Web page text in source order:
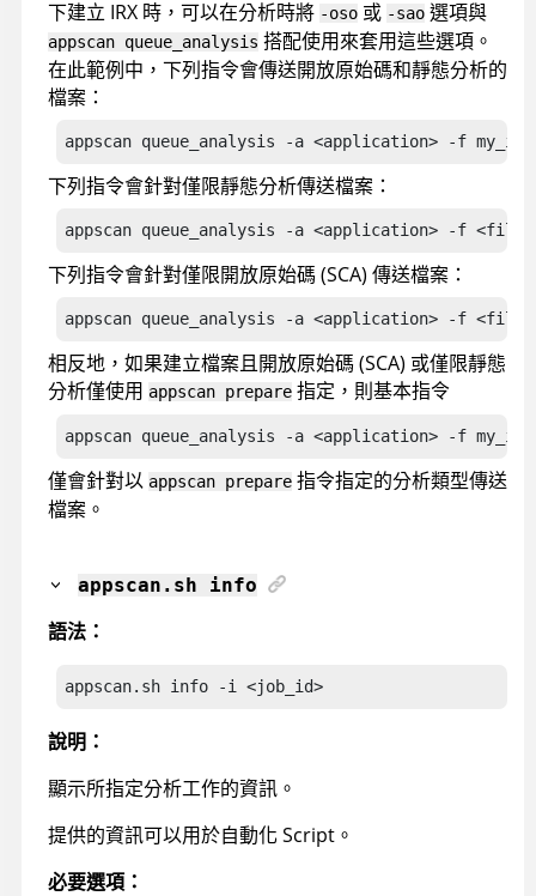
下建立 IRX 時，可以在分析時將 -oso 或 -sao 選項與
appscan queue_analysis 搭配使用來套用這些選項。
在此範例中，下列指令會傳送開放原始碼和靜態分析的
檔案：
appscan queue_analysis -a <application> -f
下列指令會針對僅限靜態分析傳送檔案：
appscan queue_analysis -a <application> -f
下列指令會針對僅限開放原始碼 (SCA) 傳送檔案：
appscan queue_analysis -a <application> -f
相反地，如果建立檔案且開放原始碼 (SCA) 或僅限靜態
分析僅使用 appscan prepare 指定，則基本指令
appscan queue_analysis -a <application> -f
僅會針對以 appscan prepare 指令指定的分析類型傳送
檔案。
appscan .sh info
語法：
appscan.sh info -i <job_id>
說明：
顯示所指定分析工作的資訊。
提供的資訊可以用於自動化 Script。
必要選項：